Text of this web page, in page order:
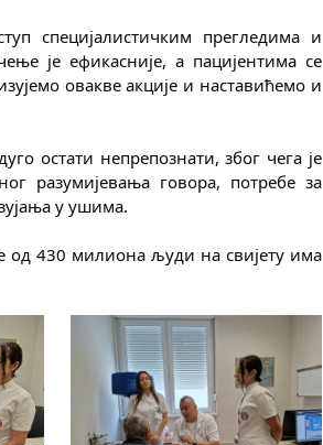
специјалистичким прегледима и
је ефикасније, а пацијентима се
овакве акције и наставићемо и
остати непрепознати, због чега је
разумијевања говора, потребе за
у ушима.
од 430 милиона људи на свијету има